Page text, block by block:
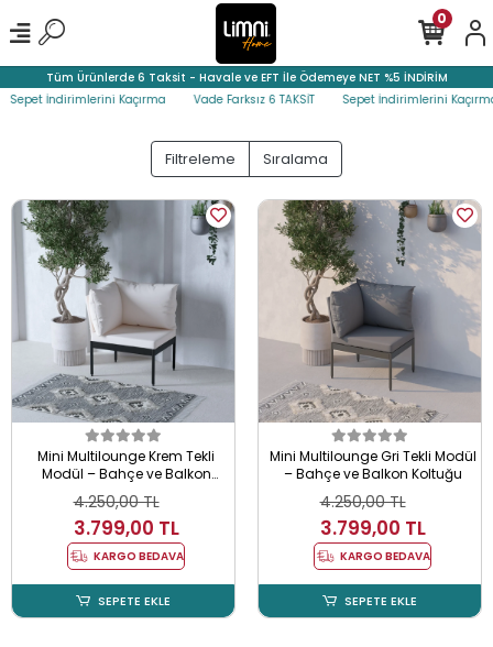
Tüm Ürünlerde 6 Taksit - Havale ve EFT İle Ödemeye NET %5 İNDİRİM
Kaçırma
Vade Farksız 6 TAKSİT Sepet İndirimlerini Kaçırma
0
Filtreleme Sıralama
Mini Multilounge Krem Tekli
Modül – Bahçe ve Balkon
Koltuğu
4.250,00 TL
3.799,00 TL
KARGO BEDAVA
SEPETE EKLE
Mini Multilounge Gri Tekli Modül
– Bahçe ve Balkon Koltuğu
4.250,00 TL
3.799,00 TL
KARGO BEDAVA
SEPETE EKLE